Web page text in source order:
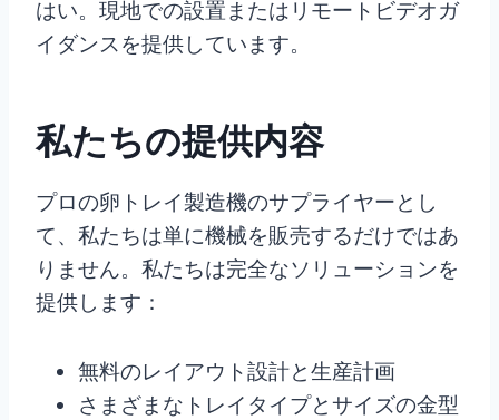
はい。現地での設置またはリモートビデオガ
イダンスを提供しています。
私たちの提供内容
プロの卵トレイ製造機のサプライヤーとし
て、私たちは単に機械を販売するだけではあ
りません。私たちは完全なソリューションを
提供します：
無料のレイアウト設計と生産計画
さまざまなトレイタイプとサイズの金型